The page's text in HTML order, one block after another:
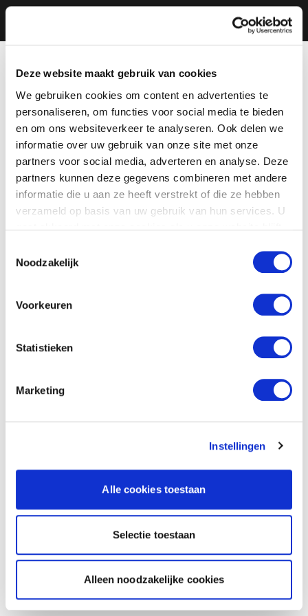
Deze website maakt gebruik van cookies
We gebruiken cookies om content en advertenties te
personaliseren, om functies voor social media te bieden
en om ons websiteverkeer te analyseren. Ook delen we
informatie over uw gebruik van onze site met onze
partners voor social media, adverteren en analyse. Deze
partners kunnen deze gegevens combineren met andere
informatie die u aan ze heeft verstrekt of die ze hebben
verzameld op basis van uw gebruik van hun services. U
Noodzakelijk
Voorkeuren
Statistieken
Marketing
Instellingen
Alle cookies toestaan
Selectie toestaan
Alleen noodzakelijke cookies